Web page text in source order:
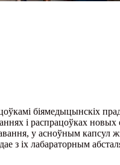
біямедыцынскіх
і распрацоўках новых
у асноўным капсул
з іх лабараторным